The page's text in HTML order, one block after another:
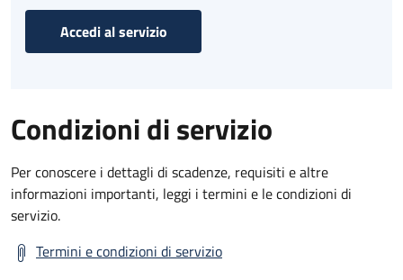
Accedi al servizio
Condizioni di servizio
Per conoscere i dettagli di scadenze, requisiti e altre
informazioni importanti, leggi i termini e le condizioni di
servizio.
Termini e condizioni di servizio